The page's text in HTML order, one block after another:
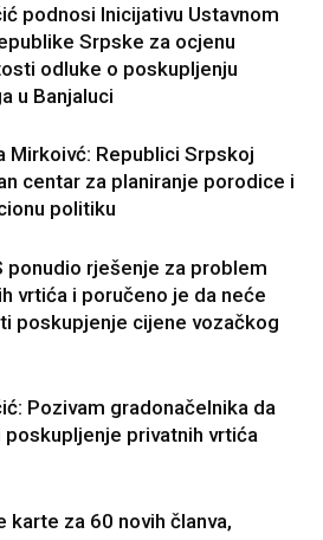
podnosi Inicijativu Ustavnom
Srpske za ocjenu
odluke o poskupljenju
u Banjaluci
Mirkoivć: Republici Srpskoj
centar za planiranje porodice i
politiku
ponudio rješenje za problem
vrtića i poručeno je da neće
poskupjenje cijene vozačkog
Pozivam gradonačelnika da
privatnih vrtića
karte za 60 novih članva,